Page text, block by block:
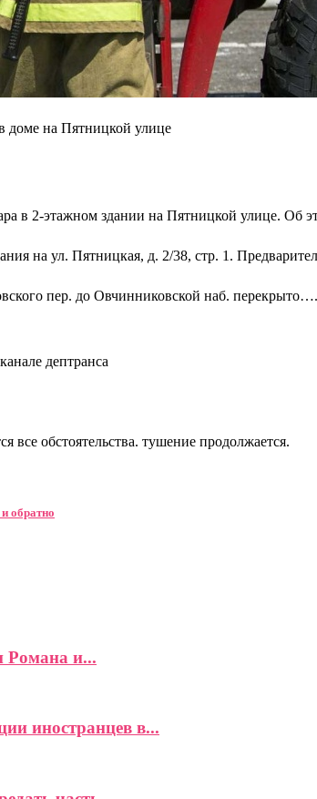
доме на Пятницкой улице
в 2-этажном здании на Пятницкой улице. Об
на ул. Пятницкая, д. 2/38, стр. 1.
пер. до Овчинниковской наб.
дептранса
обстоятельства. тушение продолжается.
обратно
Романа и...
иностранцев в...